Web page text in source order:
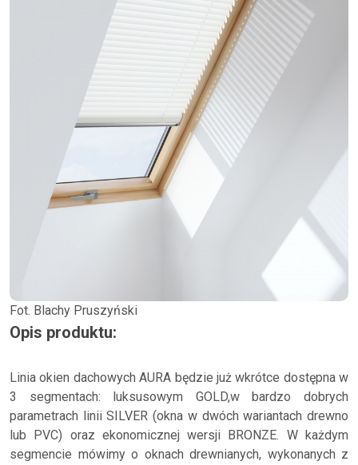
Fot. Blachy Pruszyński
Opis produktu:
Linia okien dachowych AURA będzie już wkrótce dostępna w
3 segmentach: luksusowym GOLD,w bardzo dobrych
parametrach linii SILVER (okna w dwóch wariantach drewno
lub PVC) oraz ekonomicznej wersji BRONZE. W każdym
segmencie mówimy o oknach drewnianych, wykonanych z